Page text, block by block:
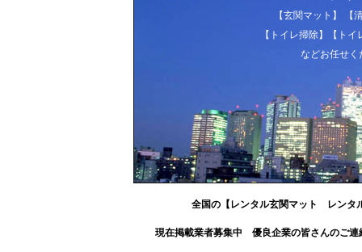
【玄関マット】
【トイレ掃除】【トイ
などお任せ
全国の【レンタル玄関マット レン
現在掲載業者募集中 優良企業の皆さんのご